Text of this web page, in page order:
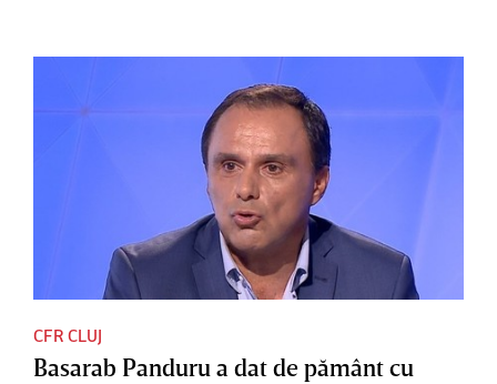
CFR CLUJ
Basarab Panduru a dat de pământ cu